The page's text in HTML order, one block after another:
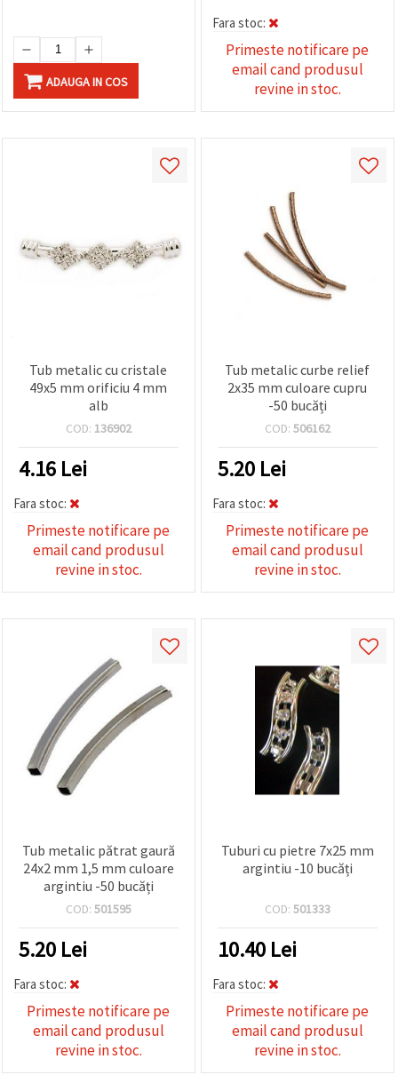
ADAUGA IN COS
Fara stoc:
Primeste notificare pe
email cand produsul
revine in stoc.
Tub metalic cu cristale
49x5 mm orificiu 4 mm
alb
COD: 136902
4.16 Lei
Fara stoc:
Primeste notificare pe
email cand produsul
revine in stoc.
Tub metalic curbe relief
2x35 mm culoare cupru
-50 bucăți
COD: 506162
5.20 Lei
Fara stoc:
Primeste notificare pe
email cand produsul
revine in stoc.
Tub metalic pătrat gaură
24x2 mm 1,5 mm culoare
argintiu -50 bucăți
COD: 501595
5.20 Lei
Fara stoc:
Primeste notificare pe
email cand produsul
revine in stoc.
Tuburi cu pietre 7x25 mm
argintiu -10 bucăți
COD: 501333
10.40 Lei
Fara stoc:
Primeste notificare pe
email cand produsul
revine in stoc.